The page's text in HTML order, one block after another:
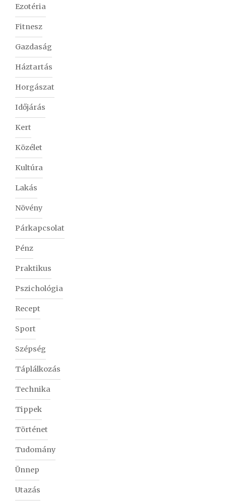
Ezotéria
Fitnesz
Gazdaság
Háztartás
Horgászat
Időjárás
Kert
Közélet
Kultúra
Lakás
Növény
Párkapcsolat
Pénz
Praktikus
Pszichológia
Recept
Sport
Szépség
Táplálkozás
Technika
Tippek
Történet
Tudomány
Ünnep
Utazás